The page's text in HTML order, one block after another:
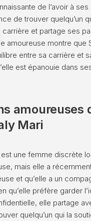
de l’avoir à ses
de trouver quelqu’un
carrière et partage ses
amoureuse montre que
entre sa carrière et
est épanouie dans
amoureuses
Mari
une femme discrète
mais elle a
et qu’elle a un
qu’elle préfère garder
elle partage
quelqu’un qui la